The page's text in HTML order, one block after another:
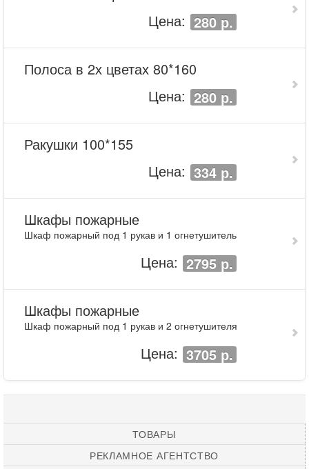
Цена: 280 р.
Полоса в 2х цветах 80*160
Цена: 280 р.
Ракушки 100*155
Цена: 334 р.
Шкафы пожарные
Шкаф пожарный под 1 рукав и 1 огнетушитель
Цена: 2795 р.
Шкафы пожарные
Шкаф пожарный под 1 рукав и 2 огнетушителя
Цена: 3705 р.
ТОВАРЫ
РЕКЛАМНОЕ АГЕНТСТВО